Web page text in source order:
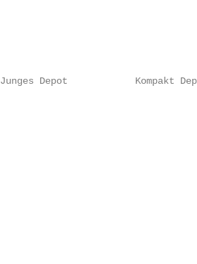
Depot            Kompakt